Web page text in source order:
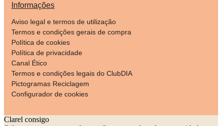
Informações
Aviso legal e termos de utilização
Termos e condições gerais de compra
Política de cookies
Política de privacidade
Canal Ético
Termos e condições legais do ClubDIA
Pictogramas Reciclagem
Configurador de cookies
Clarel consigo